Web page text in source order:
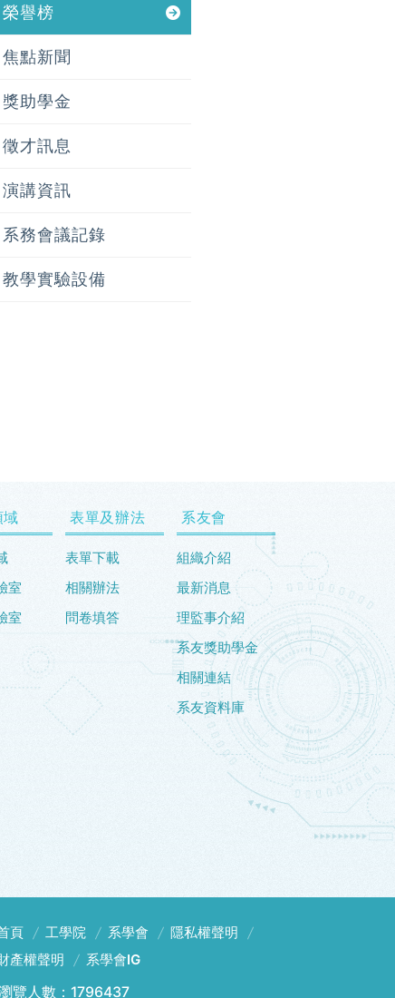
榮譽榜
焦點新聞
獎助學金
徵才訊息
演講資訊
系務會議記錄
教學實驗設備
域
室
室
表單及辦法
表單下載
相關辦法
問卷填答
系友會
組織介紹
最新消息
理監事介紹
系友獎助學金
相關連結
系友資料庫
頁 工學院 系學會
隱私權聲明
產權聲明
系學會IG
覽人數：1796437